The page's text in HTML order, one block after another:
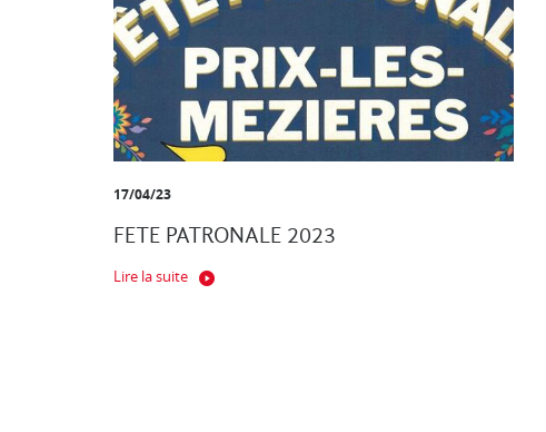
17/04/23
FETE PATRONALE 2023
Lire la suite